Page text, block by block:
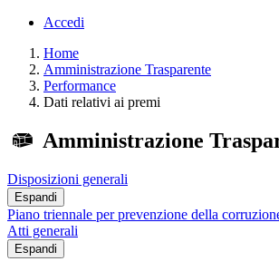
Accedi
Home
Amministrazione Trasparente
Performance
Dati relativi ai premi
Amministrazione
Disposizioni generali
Espandi
Piano triennale per prevenzione della
Atti generali
Espandi